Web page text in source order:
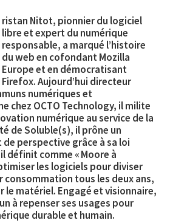
ristan Nitot, pionnier du logiciel
libre et expert du numérique
responsable, a marqué l’histoire
du web en cofondant Mozilla
Europe et en démocratisant
Firefox. Aujourd’hui directeur
numériques et
chez OCTO Technology, il milite
numérique au service de la
de Soluble(s), il prône un
perspective grâce à sa loi
définit comme « Moore à
les logiciels pour diviser
consommation tous les deux ans,
le matériel. Engagé et visionnaire,
à repenser ses usages pour
durable et humain.